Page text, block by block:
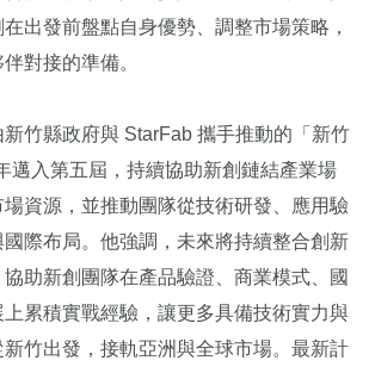
出發前盤點自身優勢、調整市場策略，
對接的準備。
竹縣政府與 StarFab 攜手推動的「新竹
邁入第五屆，持續協助新創鏈結產業場
資源，並推動團隊從技術研發、應用驗
際布局。他強調，未來將持續整合創新
助新創團隊在產品驗證、商業模式、國
累積實戰經驗，讓更多具備技術實力與
竹出發，接軌亞洲與全球市場。最新計